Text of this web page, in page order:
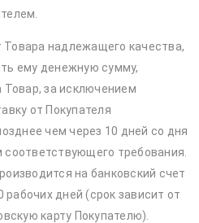
Товара надлежащего качества,
ему денежную сумму,
Товар, за исключением
от Покупателя
чем через 10 дней со дня
требования.
на банковский счет
рабочих дней (срок зависит от
карту Покупателю).